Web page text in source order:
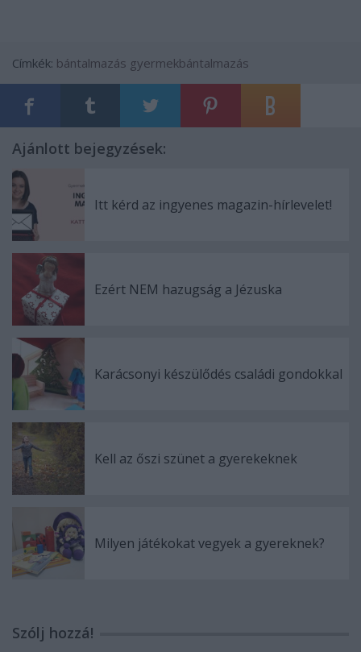
Címkék: bántalmazás gyermekbántalmazás
Ajánlott bejegyzések:
Itt kérd az ingyenes magazin-hírlevelet!
Ezért NEM hazugság a Jézuska
Karácsonyi készülődés családi gondokkal
Kell az őszi szünet a gyerekeknek
Milyen játékokat vegyek a gyereknek?
Szólj hozzá!